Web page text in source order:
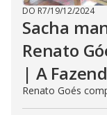
DO R7/19/12/2024
Sacha
Renato
| A
Renato Goés